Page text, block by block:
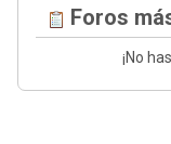
Foros
¡No